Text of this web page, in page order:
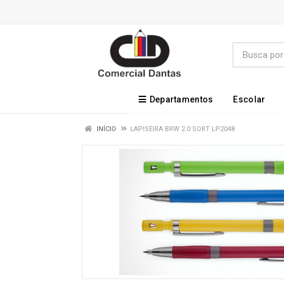
Departamentos Escolar
INÍCIO LAPISEIRA BRW 2.0 SORT LP2048